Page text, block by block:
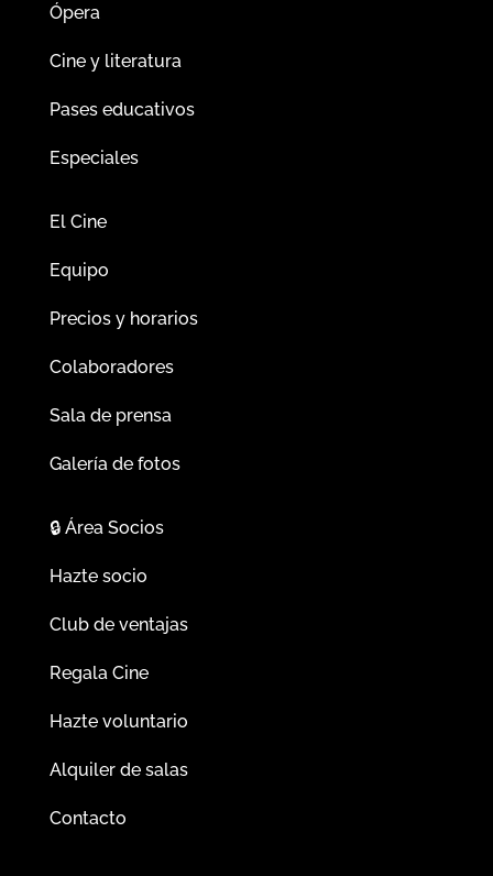
Ópera
Cine y literatura
Pases educativos
Especiales
El Cine
Equipo
Precios y horarios
Colaboradores
Sala de prensa
Galería de fotos
🔒Área Socios
Hazte socio
Club de ventajas
Regala Cine
Hazte voluntario
Alquiler de salas
Contacto